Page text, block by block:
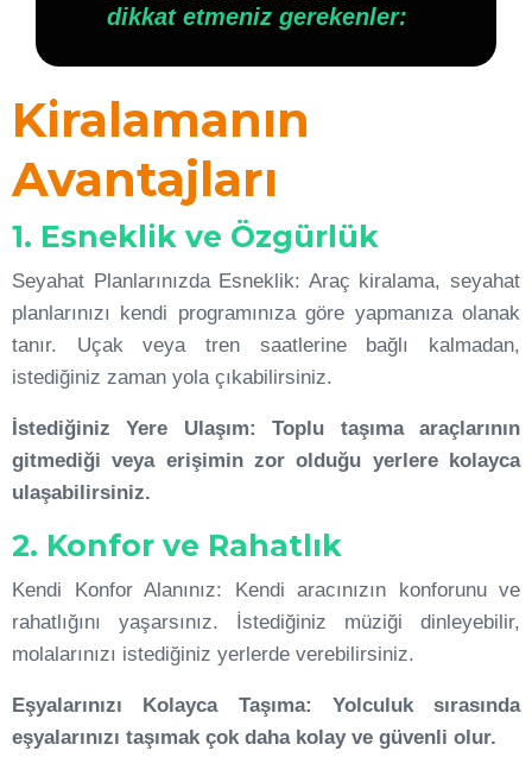
dikkat etmeniz gerekenler:
Kiralamanın
Avantajları
1. Esneklik ve Özgürlük
Seyahat Planlarınızda Esneklik: Araç kiralama, seyahat
planlarınızı kendi programınıza göre yapmanıza olanak
tanır. Uçak veya tren saatlerine bağlı kalmadan,
istediğiniz zaman yola çıkabilirsiniz.
İstediğiniz Yere Ulaşım: Toplu taşıma araçlarının
gitmediği veya erişimin zor olduğu yerlere kolayca
ulaşabilirsiniz.
2. Konfor ve Rahatlık
Kendi Konfor Alanınız: Kendi aracınızın konforunu ve
rahatlığını yaşarsınız. İstediğiniz müziği dinleyebilir,
molalarınızı istediğiniz yerlerde verebilirsiniz.
Eşyalarınızı Kolayca Taşıma: Yolculuk sırasında
eşyalarınızı taşımak çok daha kolay ve güvenli olur.